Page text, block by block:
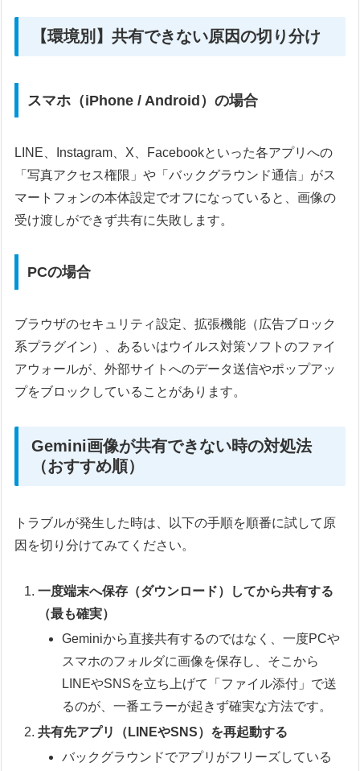
【環境別】共有できない原因の切り分け
スマホ（iPhone / Android）の場合
LINE、Instagram、X、Facebookといった各アプリへの
「写真アクセス権限」や「バックグラウンド通信」がス
マートフォンの本体設定でオフになっていると、画像の
受け渡しができず共有に失敗します。
PCの場合
ブラウザのセキュリティ設定、拡張機能（広告ブロック
系プラグイン）、あるいはウイルス対策ソフトのファイ
アウォールが、外部サイトへのデータ送信やポップアッ
プをブロックしていることがあります。
Gemini画像が共有できない時の対処法
（おすすめ順）
トラブルが発生した時は、以下の手順を順番に試して原
因を切り分けてみてください。
一度端末へ保存（ダウンロード）してから共有する
（最も確実）
Geminiから直接共有するのではなく、一度PCや
スマホのフォルダに画像を保存し、そこから
LINEやSNSを立ち上げて「ファイル添付」で送
るのが、一番エラーが起きず確実な方法です。
共有先アプリ（LINEやSNS）を再起動する
バックグラウンドでアプリがフリーズしている